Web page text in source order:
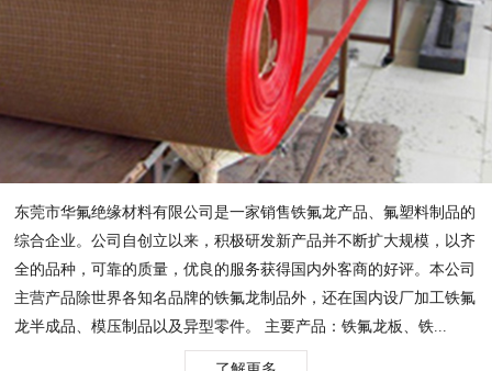
东莞市华氟绝缘材料有限公司是一家销售铁氟龙产品、氟塑料制品的
综合企业。公司自创立以来，积极研发新产品并不断扩大规模，以齐
全的品种，可靠的质量，优良的服务获得国内外客商的好评。本公司
主营产品除世界各知名品牌的铁氟龙制品外，还在国内设厂加工铁氟
龙半成品、模压制品以及异型零件。 主要产品：铁氟龙板、铁...